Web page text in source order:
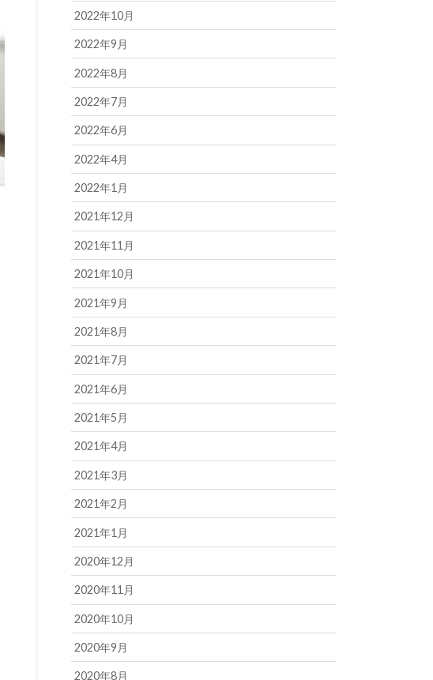
2022年10月
2022年9月
2022年8月
2022年7月
2022年6月
2022年4月
2022年1月
2021年12月
2021年11月
2021年10月
2021年9月
2021年8月
2021年7月
2021年6月
2021年5月
2021年4月
2021年3月
2021年2月
2021年1月
2020年12月
2020年11月
2020年10月
2020年9月
2020年8月